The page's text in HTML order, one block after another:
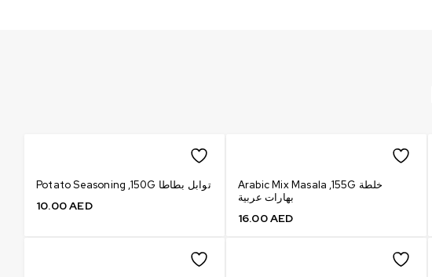
Potato Seasoning ,150G توابل بطاطا
10.00AED
Arabic Mix Masala ,155G خلطة
بهارات عربية
16.00AED